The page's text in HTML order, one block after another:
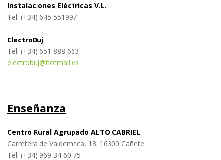
Instalaciones Eléctricas V.L.
Tel: (+34) 645 551997
ElectroBuj
Tel: (+34) 651 888 663
electrobuj@hotmail.es
Enseñanza
Centro Rural Agrupado ALTO CABRIEL
Carretera de Valdemeca, 18. 16300 Cañete.
Tel: (+34) 969 34 60 75